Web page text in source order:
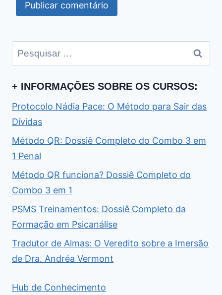
Pesquisar
por:
+ INFORMAÇÕES SOBRE OS CURSOS:
Protocolo Nádia Pace: O Método para Sair das
Dívidas
Método QR: Dossiê Completo do Combo 3 em
1 Penal
Método QR funciona? Dossiê Completo do
Combo 3 em 1
PSMS Treinamentos: Dossiê Completo da
Formação em Psicanálise
Tradutor de Almas: O Veredito sobre a Imersão
de Dra. Andréa Vermont
Hub de Conhecimento